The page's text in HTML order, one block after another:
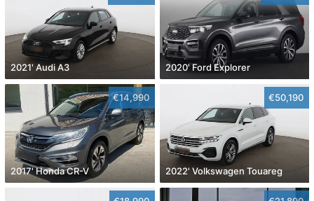
2021' Audi A3 2020' Ford Explorer
€14,990
2017' Honda CR-V
€50,190
2022' Volkswagen Touareg